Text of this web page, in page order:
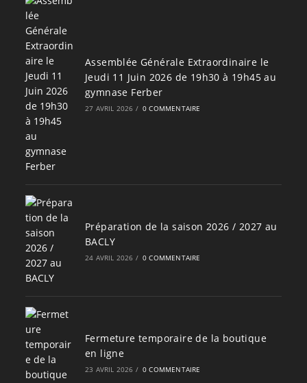
Assemblée Générale Extraordinaire le
Jeudi 11 Juin 2026 de 19h30 à 19h45 au
gymnase Ferber
27 AVRIL 2026 / 0 COMMENTAIRE
Préparation de la saison 2026 / 2027 au
BACLY
24 AVRIL 2026 / 0 COMMENTAIRE
Fermeture temporaire de la boutique
en ligne
23 AVRIL 2026 / 0 COMMENTAIRE